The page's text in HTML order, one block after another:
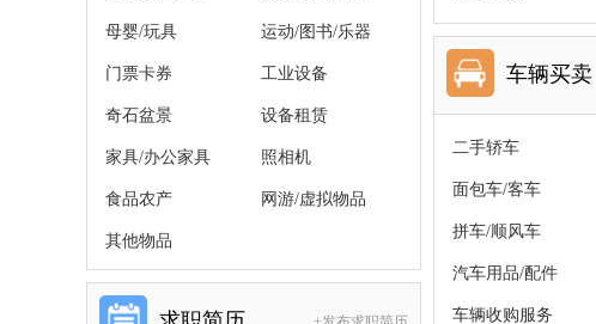
母婴/玩具 运动/图书/乐器
门票卡券 工业设备
奇石盆景 设备租赁
家具/办公家具 照相机
食品农产 网游/虚拟物品
其他物品
车辆买卖
二手轿车
面包车/客车
拼车/顺风车
汽车用品/配件
车辆收购服务